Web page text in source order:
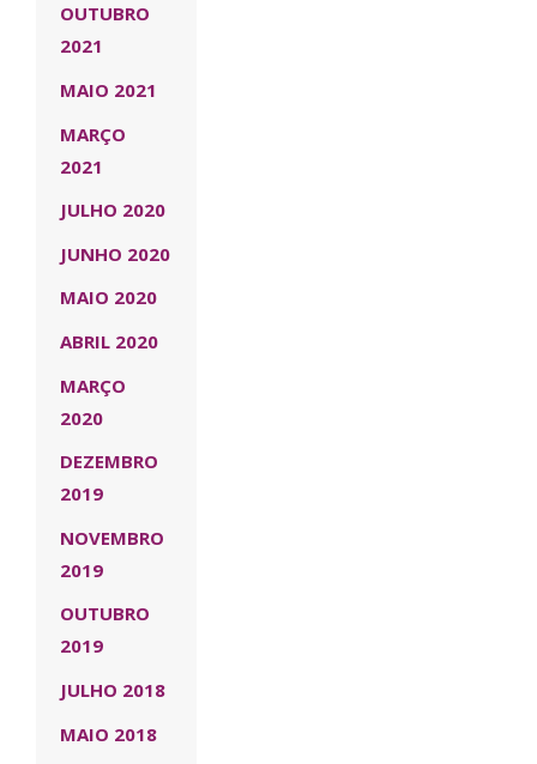
OUTUBRO
2021
MAIO 2021
MARÇO
2021
JULHO 2020
JUNHO 2020
MAIO 2020
ABRIL 2020
MARÇO
2020
DEZEMBRO
2019
NOVEMBRO
2019
OUTUBRO
2019
JULHO 2018
MAIO 2018